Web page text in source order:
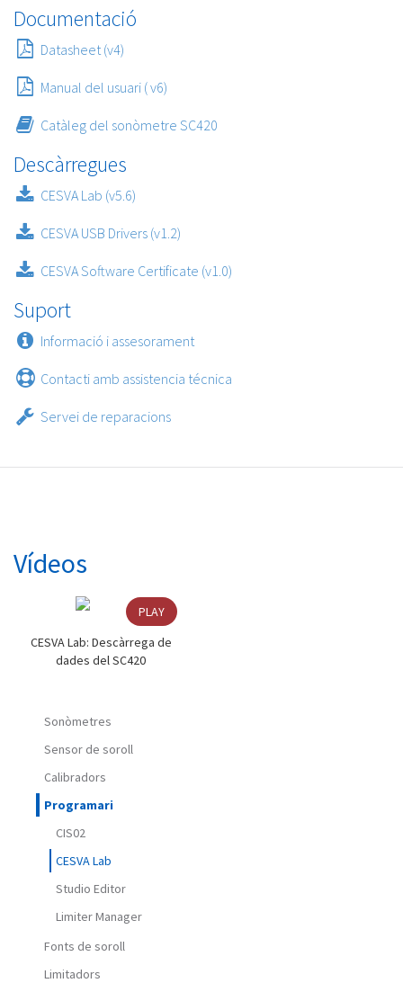
Documentació
Datasheet (v4)
Manual del usuari ( v6)
Catàleg del sonòmetre SC420
Descàrregues
CESVA Lab (v5.6)
CESVA USB Drivers (v1.2)
CESVA Software Certificate (v1.0)
Suport
Informació i assesorament
Contacti amb assistencia técnica
Servei de reparacions
Vídeos
PLAY
CESVA Lab: Descàrrega de
dades del SC420
Sonòmetres
Sensor de soroll
Calibradors
Programari
CIS02
CESVA Lab
Studio Editor
Limiter Manager
Fonts de soroll
Limitadors